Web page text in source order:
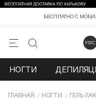
БЕСПЛАТНО С
НОГТИ
ГЛАВНАЯ НОГТИ ГЕЛЬ